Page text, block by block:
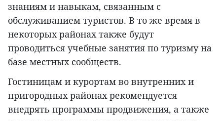
знаниям и навыкам, связанным с
обслуживанием туристов. В то же время в
некоторых районах также будут
проводиться учебные занятия по туризму на
базе местных сообществ.
Гостиницам и курортам во внутренних и
пригородных районах рекомендуется
внедрять программы продвижения, а также